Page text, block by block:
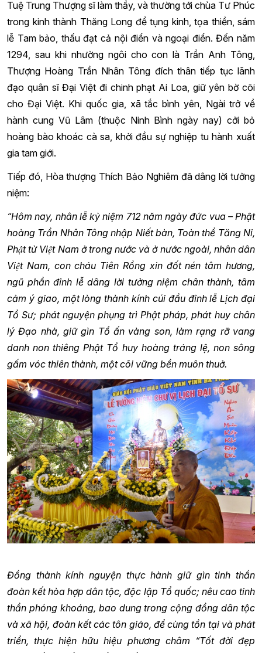
Tuệ Trung Thượng sĩ làm thầy, và thường tới chùa Tư Phúc
trong kinh thành Thăng Long để tụng kinh, tọa thiền, sám
lễ Tam bảo, thấu đạt cả nội điển và ngoại điển. Đến năm
1294, sau khi nhường ngôi cho con là Trần Anh Tông,
Thượng Hoàng Trần Nhân Tông đích thân tiếp tục lãnh
đạo quân sĩ Đại Việt đi chinh phạt Ai Loa, giữ yên bờ cõi
cho Đại Việt. Khi quốc gia, xã tắc bình yên, Ngài trở về
hành cung Vũ Lâm (thuộc Ninh Bình ngày nay) cởi bỏ
hoàng bào khoác cà sa, khởi đầu sự nghiệp tu hành xuất
gia tam giới.
Tiếp đó, Hòa thượng Thích Bảo Nghiêm đã dâng lời tưởng
niệm:
“Hôm nay, nhân lễ kỷ niệm 712 năm ngày đức vua – Phật
hoàng Trần Nhân Tông nhập Niết bàn, Toàn thể Tăng Ni,
Phật tử Việt Nam ở trong nước và ở nước ngoài, nhân dân
Việt Nam, con cháu Tiên Rồng xin đốt nén tâm hương,
ngũ phần đỉnh lễ dâng lời tưởng niệm chân thành, tâm
cảm ý giao, một lòng thành kính cúi đầu đỉnh lễ Lịch đại
Tổ Sư; phát nguyện phụng trì Phật pháp, phát huy chân
lý Đạo nhà, giữ gìn Tổ ấn vàng son, làm rạng rỡ vang
danh non thiêng Phật Tổ huy hoàng tráng lệ, non sông
gấm vóc thiên thành, một cõi vững bền muôn thuở.
Đồng thành kính nguyện thực hành giữ gìn tinh thần
đoàn kết hòa hợp dân tộc, độc lập Tổ quốc; nêu cao tinh
thần phóng khoáng, bao dung trong cộng đồng dân tộc
và xã hội, đoàn kết các tôn giáo, để cùng tồn tại và phát
triển, thực hiện hữu hiệu phương châm “Tốt đời đẹp